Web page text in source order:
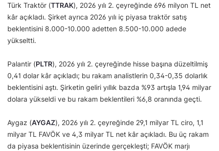
Türk Traktör (TTRAK), 2026 yılı 2. çeyreğinde 696 milyon TL net
kâr açıkladı. Şirket ayrıca 2026 yılı iç piyasa traktör satış
beklentisini 8.000-10.000 adetten 8.500-10.000 adede
yükseltti.
Palantir (PLTR), 2026 yılı 2. çeyreğinde hisse başına düzeltilmiş
0,41 dolar kâr açıkladı; bu rakam analistlerin 0,34-0,35 dolarlık
beklentisini aştı. Şirketin geliri yıllık bazda %93 artışla 1,94 milyar
dolara yükseldi ve bu rakam beklentileri %6,8 oranında geçti.
Aygaz (AYGAZ), 2026 yılı 2. çeyreğinde 29,1 milyar TL ciro, 1,1
milyar TL FAVÖK ve 4,3 milyar TL net kâr açıkladı. Bu üç rakam
da piyasa beklentisinin üzerinde gerçekleşti; FAVÖK marjı